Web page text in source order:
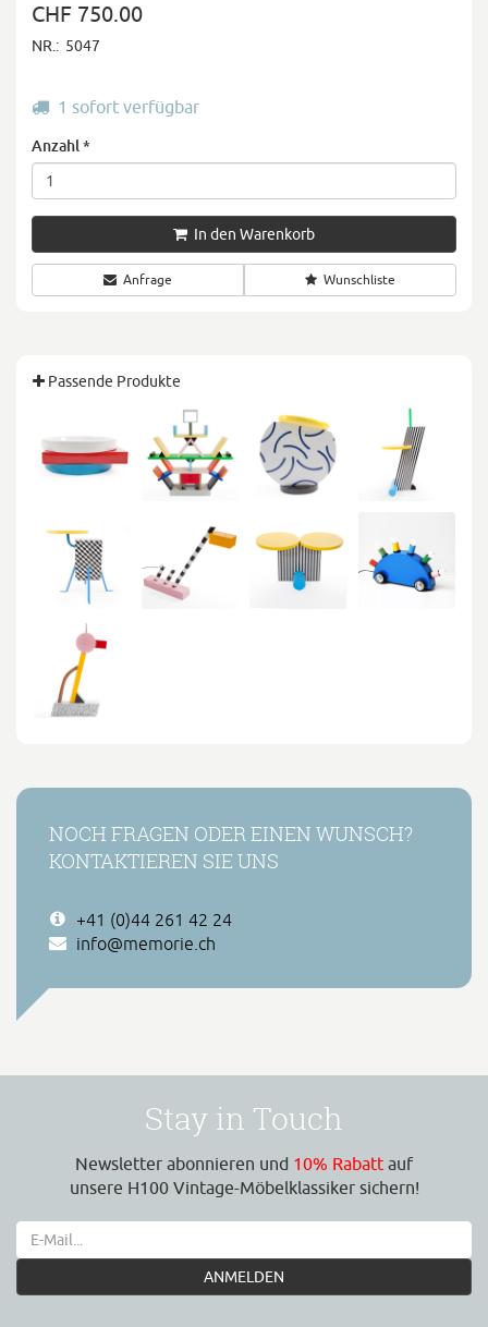
CHF 750.00
NR.: 5047
1 sofort verfügbar
Anzahl *
In den Warenkorb
Anfrage Wunschliste
Passende Produkte
NOCH FRAGEN ODER EINEN WUNSCH?
KONTAKTIEREN SIE UNS
+41 (0)44 261 42 24
info@memorie.ch
Stay in Touch
Newsletter abonnieren und 10% Rabatt auf
unsere H100 Vintage-Möbelklassiker sichern!
ANMELDEN